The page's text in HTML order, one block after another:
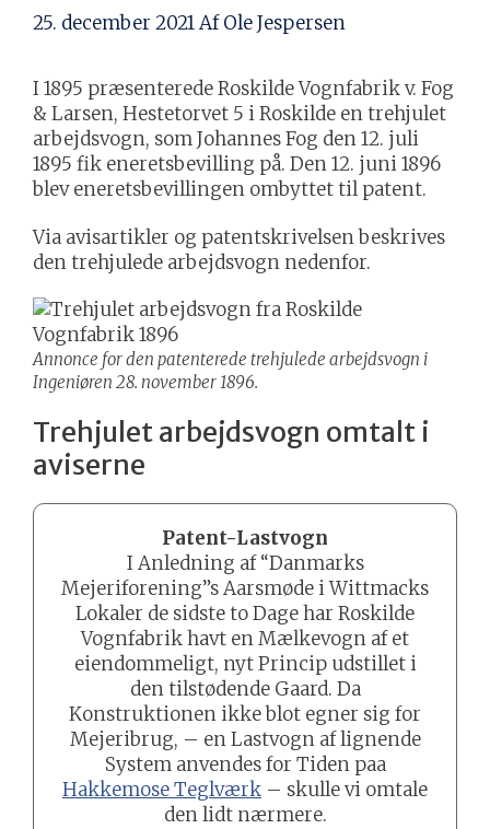
25. december 2021AfOle Jespersen
I 1895 præsenterede Roskilde Vognfabrik v. Fog
& Larsen, Hestetorvet 5 i Roskilde en trehjulet
arbejdsvogn, som Johannes Fog den 12. juli
1895 fik eneretsbevilling på. Den 12. juni 1896
blev eneretsbevillingen ombyttet til patent.
Via avisartikler og patentskrivelsen beskrives
den trehjulede arbejdsvogn nedenfor.
Annonce for den patenterede trehjulede arbejdsvogn i
Ingeniøren 28. november 1896.
Trehjulet arbejdsvogn omtalt i
aviserne
Patent-Lastvogn
I Anledning af “Danmarks
Mejeriforening”s Aarsmøde i Wittmacks
Lokaler de sidste to Dage har Roskilde
Vognfabrik havt en Mælkevogn af et
eiendommeligt, nyt Princip udstillet i
den tilstødende Gaard. Da
Konstruktionen ikke blot egner sig for
Mejeribrug, – en Lastvogn af lignende
System anvendes for Tiden paa
Hakkemose Teglværk – skulle vi omtale
den lidt nærmere.